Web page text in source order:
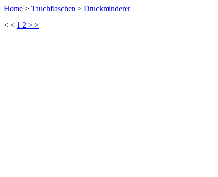
Home > Tauchflaschen > Druckminderer
< < 1 2 > >